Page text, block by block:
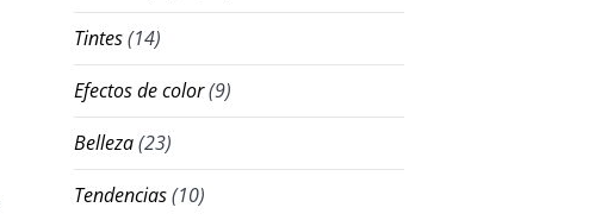
Tintes(14)
Efectos de color(9)
Belleza(23)
Tendencias(10)